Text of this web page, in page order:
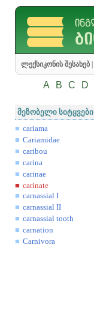
ლექსიკონის შესახებ
A B C D
მეზობელი სიტყვები
cariama
Cariamidae
caribou
carina
carinae
carinate
carnassial I
carnassial II
carnassial tooth
carnation
Carnivora